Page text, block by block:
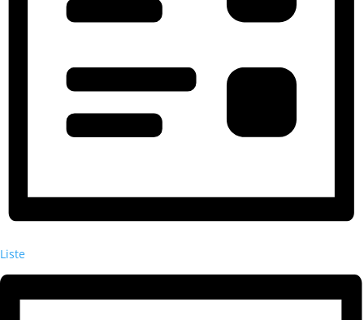
Liste